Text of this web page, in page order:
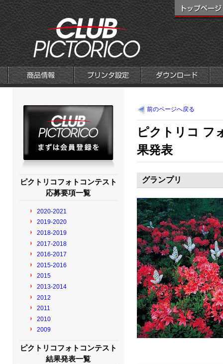
前のページへ戻る
ピクトリコ フ
果発表
グランプリ
ピクトリコフォトコンテスト
応募要項一覧
2020-2021
2019-2020
2018-2019
2017-2018
2016-2017
2015-2016
2015
2013-2014
2012
2011
2010
2009
ピクトリコフォトコンテスト
結果発表一覧